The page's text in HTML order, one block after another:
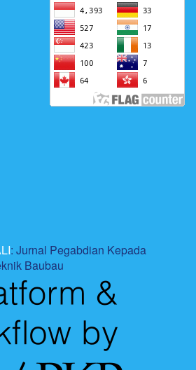
: Jurnal Pegabdian Kepada
Baubau